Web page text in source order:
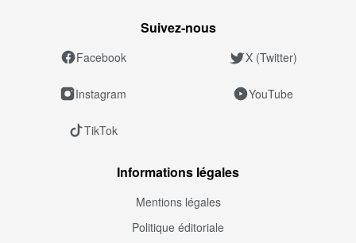
Suivez‑nous
Facebook X (Twitter)
Instagram YouTube
TikTok
Informations légales
Mentions légales
Politique éditoriale